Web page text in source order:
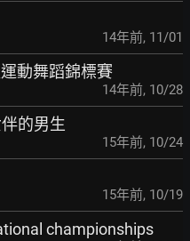
14年前, 11/01
動舞蹈錦標賽
14年前, 10/28
的男生
15年前, 10/24
15年前, 10/19
championships